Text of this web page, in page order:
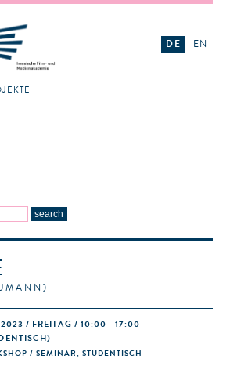
DE EN
/ FREITAG / 10:00 - 17:00
/ SEMINAR, STUDENTISCH